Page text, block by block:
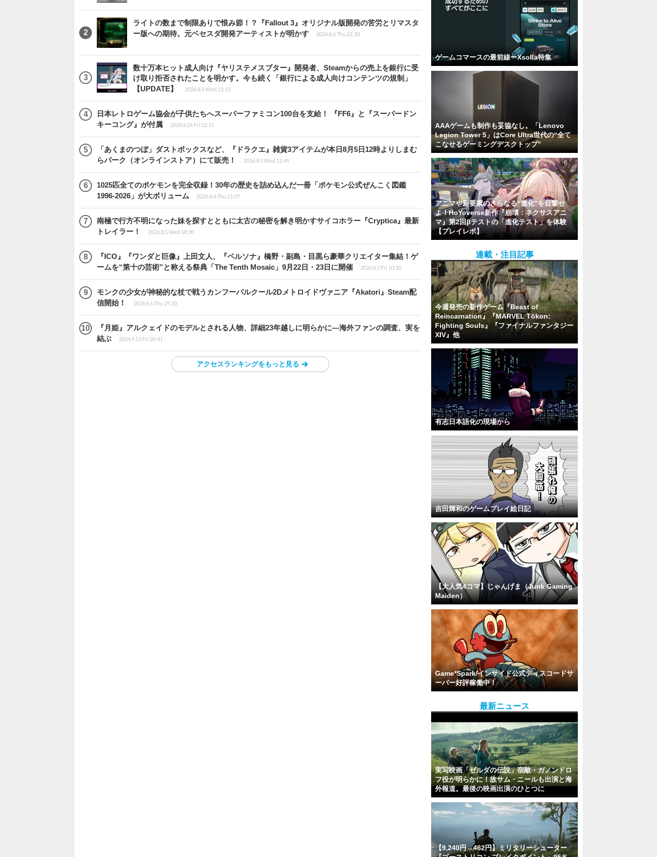
ライトの数まで制限ありで恨み節！？『Fallout 3』オリジナル版開発の苦労とリマスタ
ー版への期待。元ベセスダ開発アーティストが明かす
2026.8.6 Thu 22:30
数十万本ヒット成人向け『ヤリステメスブター』開発者、Steamからの売上を銀行に受
け取り拒否されたことを明かす。今も続く「銀行による成人向けコンテンツの規制」
【UPDATE】
2026.8.5 Wed 13:15
日本レトロゲーム協会が子供たちへスーパーファミコン100台を支給！ 『FF6』と『スーパードン
キーコング』が付属
2020.4.24 Fri 12:11
「あくまのつぼ」ダストボックスなど、『ドラクエ』雑貨3アイテムが本日8月5日12時よりしまむ
らパーク（オンラインストア）にて販売！
2026.8.5 Wed 11:45
1025匹全てのポケモンを完全収録！30年の歴史を詰め込んだ一冊「ポケモン公式ぜんこく図鑑
1996-2026」が大ボリューム
2026.8.6 Thu 21:07
南極で行方不明になった妹を探すとともに太古の秘密を解き明かすサイコホラー『Cryptica』最新
トレイラー！
2026.8.5 Wed 18:30
『ICO』『ワンダと巨像』上田文人、『ペルソナ』橋野・副島・目黒ら豪華クリエイター集結！ゲ
ームを“第十の芸術”と称える祭典「The Tenth Mosaic」9月22日・23日に開催
2026.8.7 Fri 10:10
モンクの少女が神秘的な杖で戦うカンフーパルクール2Dメトロイドヴァニア『Akatori』Steam配
信開始！
2026.8.6 Thu 19:30
『月姫』アルクェイドのモデルとされる人物、詳細23年越しに明らかに―海外ファンの調査、実を
結ぶ
2024.9.13 Fri 20:41
アクセスランキングをもっと見る
ゲームコマースの最前線ーXsolla特集
AAAゲームも制作も妥協なし。「Lenovo
Legion Tower 5」はCore Ultra世代の“全て
こなせるゲーミングデスクトップ”
アニマや新要素のさらなる“進化”を目撃せ
よ！HoYoverse新作『崩壊：ネクサスアニ
マ』第2回βテストの「進化テスト」を体験
【プレイレポ】
連載・注目記事
今週発売の新作ゲーム『Beast of
Reincarnation』『MARVEL Tōkon:
Fighting Souls』『ファイナルファンタジー
XIV』他
有志日本語化の現場から
吉田輝和のゲームプレイ絵日記
【大人気4コマ】じゃんげま（Junk Gaming
Maiden）
Game*Spark/インサイド公式ディスコードサ
ーバー好評稼働中！
最新ニュース
実写映画「ゼルダの伝説」宿敵・ガノンドロ
フ役が明らかに！故サム・ニールも出演と海
外報道。最後の映画出演のひとつに
【9,240円→462円】ミリタリーシューター